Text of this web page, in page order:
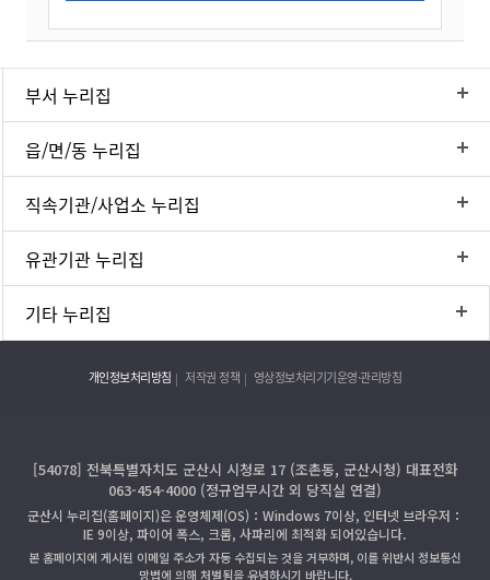
부서 누리집
읍/면/동 누리집
직속기관/사업소 누리집
유관기관 누리집
기타 누리집
개인정보처리방침 저작권 정책 영상정보처리기기운영·관리방침
[54078] 전북특별자치도 군산시 시청로 17 (조촌동, 군산시청) 대표전화
063-454-4000 (정규업무시간 외 당직실 연결)
군산시 누리집(홈페이지)은 운영체제(OS)：Windows 7이상, 인터넷 브라우저：
IE 9이상, 파이어 폭스, 크롬, 사파리에 최적화 되어있습니다.
본 홈페이지에 게시된 이메일 주소가 자동 수집되는 것을 거부하며, 이를 위반시 정보통신
망법에 의해 처벌됨을 유념하시기 바랍니다.